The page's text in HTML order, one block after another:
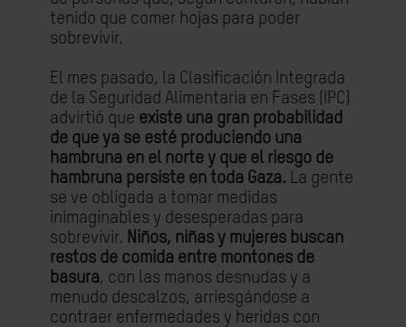
tenido que comer hojas para poder
sobrevivir.
El mes pasado, la Clasificación Integrada
de la Seguridad Alimentaria en Fases (IPC)
advirtió que existe una gran probabilidad
de que ya se esté produciendo una
hambruna en el norte y que el riesgo de
hambruna persiste en toda Gaza. La gente
se ve obligada a tomar medidas
inimaginables y desesperadas para
sobrevivir. Niños, niñas y mujeres buscan
restos de comida entre montones de
basura, con las manos desnudas y a
menudo descalzos, arriesgándose a
contraer enfermedades y heridas con